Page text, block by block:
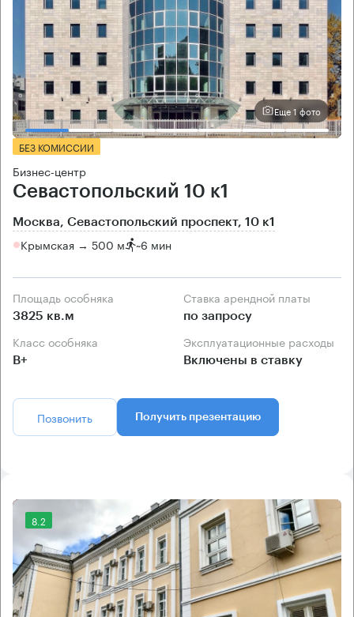
Еще 1 фото
БЕЗ КОМИССИИ
Бизнес-центр
Севастопольский 10 к1
Москва, Севастопольский проспект, 10 к1
Крымская → 500 м ~6 мин
Площадь особняка
3825 кв.м
Ставка арендной платы
по запросу
Класс особняка
B+
Эксплуатационные расходы
Включены в ставку
Позвонить Получить презентацию
8.2